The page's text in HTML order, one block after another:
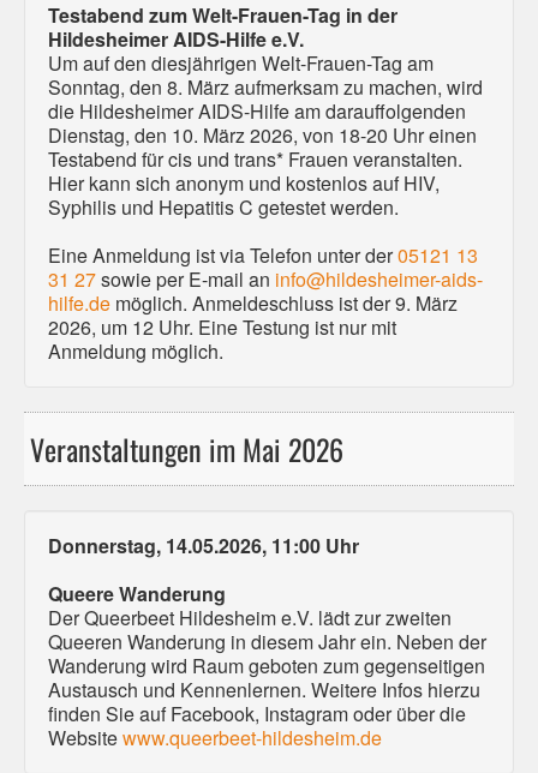
Testabend zum Welt-Frauen-Tag in der
Hildesheimer AIDS-Hilfe e.V.
Um auf den diesjährigen Welt-Frauen-Tag am
Sonntag, den 8. März aufmerksam zu machen, wird
die Hildesheimer AIDS-Hilfe am darauffolgenden
Dienstag, den 10. März 2026, von 18-20 Uhr einen
Testabend für cis und trans* Frauen veranstalten.
Hier kann sich anonym und kostenlos auf HIV,
Syphilis und Hepatitis C getestet werden.
Eine Anmeldung ist via Telefon unter der05121 13
31 27sowie per E-mail an info@hildesheimer-aids-
hilfe.de möglich. Anmeldeschluss ist der 9. März
2026, um 12 Uhr. Eine Testung ist nur mit
Anmeldung möglich.
Veranstaltungen im Mai 2026
Donnerstag, 14.05.2026, 11:00 Uhr
Queere Wanderung
Der Queerbeet Hildesheim e.V. lädt zur zweiten
Queeren Wanderung in diesem Jahr ein. Neben der
Wanderung wird Raum geboten zum gegenseitigen
Austausch und Kennenlernen. Weitere Infos hierzu
finden Sie auf Facebook, Instagram oder über die
Websitewww.queerbeet-hildesheim.de